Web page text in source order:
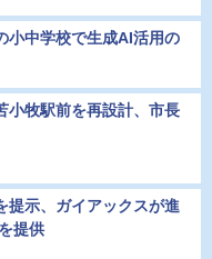
小中学校で生成AI活用の
小牧駅前を再設計、市長
提示、ガイアックスが進
提供